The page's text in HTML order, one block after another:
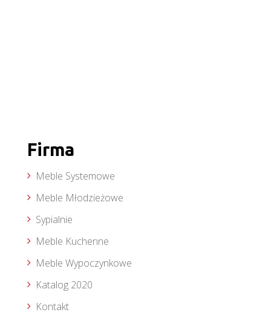
Firma
Meble Systemowe
Meble Młodzieżowe
Sypialnie
Meble Kuchenne
Meble Wypoczynkowe
Katalog 2020
Kontakt